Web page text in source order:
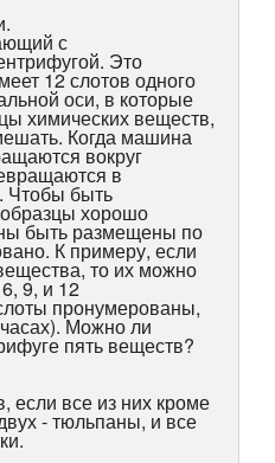
с
Это
12 слотов одного
оси, в которые
химических веществ,
Когда машина
вокруг
в
Чтобы быть
хорошо
быть размещены по
К примеру, если
то их можно
9, и 12
пронумерованы,
Можно ли
пять веществ?
если все из них кроме
- тюльпаны, и все